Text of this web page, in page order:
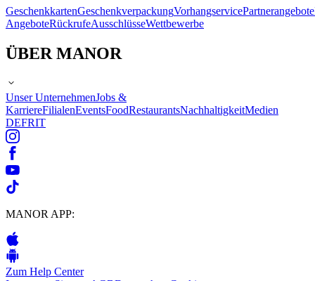
GeschenkkartenGeschenkverpackungVorhangservicePartnerangebote
AngeboteRückrufeAusschlüsseWettbewerbe
ÜBER MANOR
Unser UnternehmenJobs &
KarriereFilialenEventsFoodRestaurantsNachhaltigkeitMedien
DEFRIT
MANOR APP:
Zum Help Center